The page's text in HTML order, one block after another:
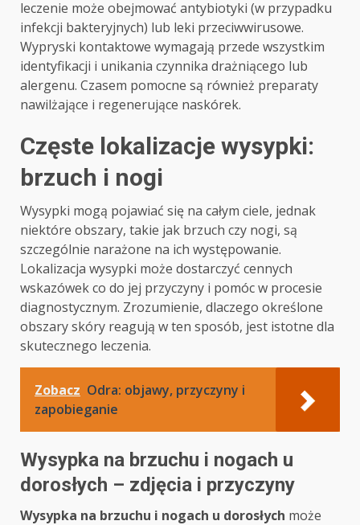
leczenie może obejmować antybiotyki (w przypadku
infekcji bakteryjnych) lub leki przeciwwirusowe.
Wypryski kontaktowe wymagają przede wszystkim
identyfikacji i unikania czynnika drażniącego lub
alergenu. Czasem pomocne są również preparaty
nawilżające i regenerujące naskórek.
Częste lokalizacje wysypki:
brzuch i nogi
Wysypki mogą pojawiać się na całym ciele, jednak
niektóre obszary, takie jak brzuch czy nogi, są
szczególnie narażone na ich występowanie.
Lokalizacja wysypki może dostarczyć cennych
wskazówek co do jej przyczyny i pomóc w procesie
diagnostycznym. Zrozumienie, dlaczego określone
obszary skóry reagują w ten sposób, jest istotne dla
skutecznego leczenia.
Zobacz Odra: objawy, przyczyny i
zapobieganie
Wysypka na brzuchu i nogach u
dorosłych – zdjęcia i przyczyny
Wysypka na brzuchu i nogach u dorosłych może